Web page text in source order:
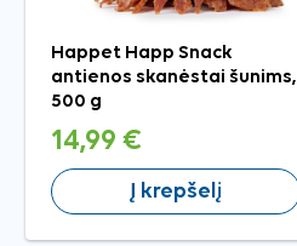
Happet Happ Snack
antienos skanėstai šunims,
500 g
14,99 €
Į krepšelį